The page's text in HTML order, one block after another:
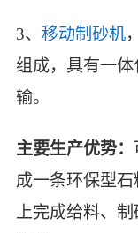
3、 移动制砂机
组成，具有一
输。
主要生产优势：
成一条环保型
上完成给料、